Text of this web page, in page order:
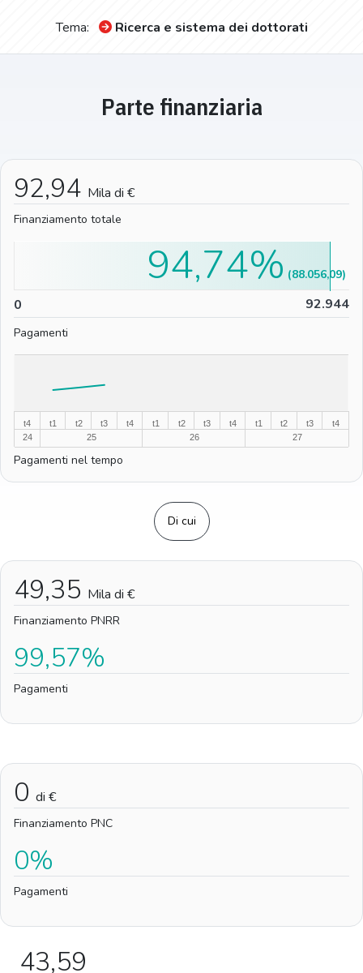
Tema: Ricerca e sistema dei dottorati
Parte finanziaria
92,94 Mila di €
Finanziamento totale
0 92.944
94,74% (88.056,09)
Pagamenti
t4
24
t1
25
t2 t3 t4
t1
26
t2 t3 t4
t1
27
t2 t3 t4
Pagamenti nel tempo
Di cui
49,35 Mila di €
Finanziamento PNRR
99,57%
Pagamenti
0 di €
Finanziamento PNC
0%
Pagamenti
43,59